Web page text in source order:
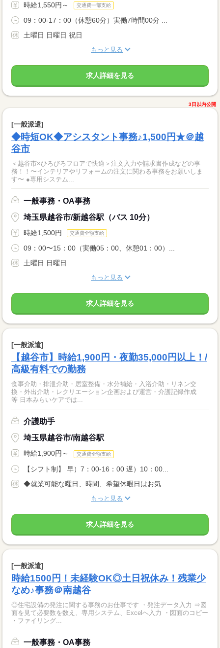
時給1,550円～ 交通費一部支給
09：00-17：00（休憩60分）実働7時間00分 ...
土曜日 日曜日 祝日
もっと見る
求人詳細を見る
3日以内公開
[一般派遣]
◆時短OK◆アシスタント事務♪1,500円★＠越
谷市
＜越谷市×ひろびろフロアで快適＞注文入力や請求書作成などの事
務！！〜インテリアやリフォームの注文に関わる事務をお願いしま
す〜 ●専用システム...
一般事務・OA事務
埼玉県越谷市/新越谷駅（バス 10分）
時給1,500円 交通費全額支給
09：00〜15：00（実働05：00、休憩01：00）...
土曜日 日曜日
もっと見る
求人詳細を見る
[一般派遣]
【越谷市】時給1,900円・夜勤35,000円以上！/
高級有料での勤務
食事介助・排泄介助・居室整備・水分補給・入浴介助・リネン交
換・外出介助・レクリエーション企画および運営・介護記録作成
等 日本みらいケアでは...
介護助手
埼玉県越谷市/南越谷駅
時給1,900円～ 交通費全額支給
【シフト制】 早）7：00-16：00 遅）10：00...
◆就業可能な曜日、時間、希望休暇日はお気...
もっと見る
求人詳細を見る
[一般派遣]
時給1500円！未経験OK◎土日祝休み！残業少
なめ♪事務＠南越谷
◎住宅設備の発注に関する事務のお仕事です ・発注データ入力 ⇒図
面を見て必要数を数え、専用システム、Excelへ入力 ・図面のコピー
・ファイリング...
一般事務・OA事務